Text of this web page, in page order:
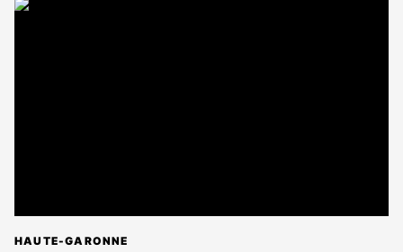
HAUTE-GARONNE